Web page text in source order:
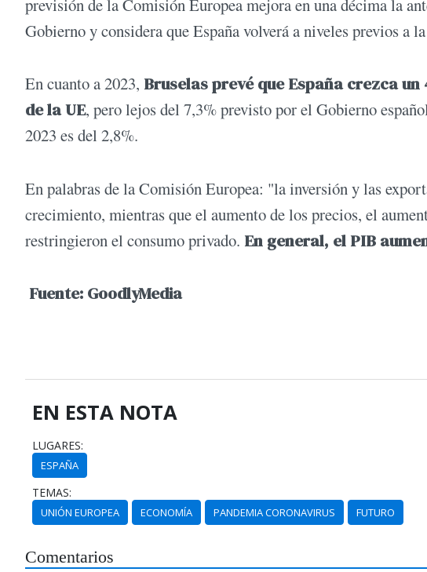
previsión de la Comisión Europea mejora en una décima la
Gobierno y considera que España volverá a niveles previos a
En cuanto a 2023, Bruselas prevé que España crezca
de la UE, pero lejos del 7,3% previsto por el Gobierno
2023 es del 2,8%.
En palabras de la Comisión Europea: "la inversión y las
crecimiento, mientras que el aumento de los precios, el
restringieron el consumo privado. En general, el PIB
Fuente: GoodlyMedia
EN ESTA NOTA
LUGARES:
ESPAÑA
TEMAS:
UNIÓN EUROPEA ECONOMÍA PANDEMIA CORONAVIRUS FUTURO
Comentarios